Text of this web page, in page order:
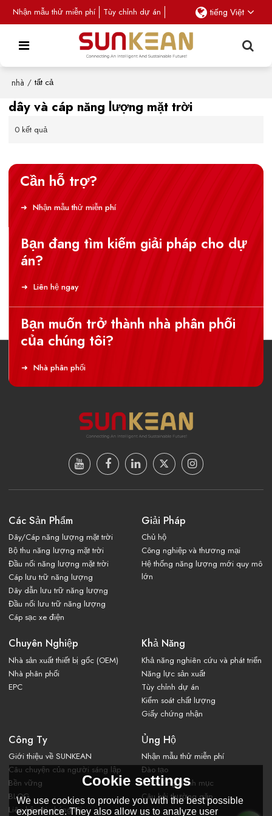
Nhận mẫu thử miễn phí Tùy chỉnh dự án tiếng Việt
nhà / tất cả
dây và cáp năng lượng mặt trời
0 kết quả
Cần hỗ trợ?
Nhận mẫu thử miễn phí
Bạn đang tìm kiếm giải pháp cho dự
án?
Liên hệ ngay
Bạn muốn trở thành nhà phân phối
của chúng tôi?
Nhà phân phối
Các Sản Phẩm
Dây/Cáp năng lượng mặt trời
Bộ thu năng lượng mặt trời
Đầu nối năng lượng mặt trời
Cáp lưu trữ năng lượng
Dây dẫn lưu trữ năng lượng
Đầu nối lưu trữ năng lượng
Cáp sạc xe điện
Giải Pháp
Chủ hộ
Công nghiệp và thương mại
Hệ thống năng lượng mới quy mô
lớn
Chuyên Nghiệp
Nhà sản xuất thiết bị gốc (OEM)
Nhà phân phối
EPC
Khả Năng
Khả năng nghiên cứu và phát triển
Năng lực sản xuất
Tùy chỉnh dự án
Kiểm soát chất lượng
Giấy chứng nhận
Công Ty
Giới thiệu về SUNKEAN
Câu chuyện của người sáng lập
Bền vững
BLOG
Liên hệ với chúng tôi
Ủng Hộ
Nhận mẫu thử miễn phí
Đào tạo
Tải xuống danh mục
Câu hỏi thường gặp
Cookie settings
We use cookies to provide you with the best possible
experience. They also allow us to analyze user